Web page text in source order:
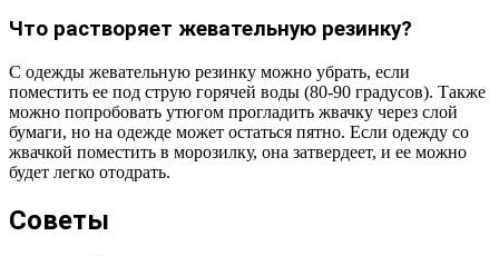
Что растворяет жевательную резинку?
С одежды жевательную резинку можно убрать, если
поместить ее под струю горячей воды (80-90 градусов). Также
можно попробовать утюгом прогладить жвачку через слой
бумаги, но на одежде может остаться пятно. Если одежду со
жвачкой поместить в морозилку, она затвердеет, и ее можно
будет легко отодрать.
Советы